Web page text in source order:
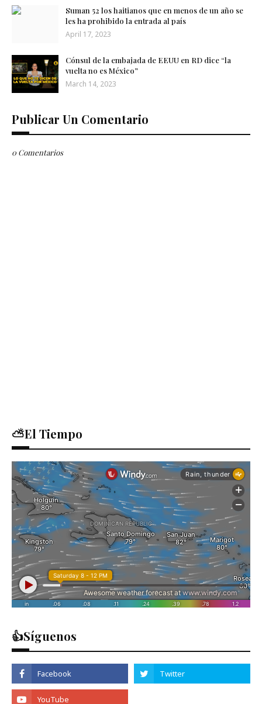
Suman 52 los haitianos que en menos de un año se
les ha prohibido la entrada al país
April 17, 2023
Cónsul de la embajada de EEUU en RD dice “la
vuelta no es México”
March 14, 2023
Publicar Un Comentario
0 Comentarios
⛅El Tiempo
👍Síguenos